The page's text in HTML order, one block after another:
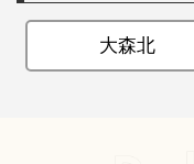
大森北